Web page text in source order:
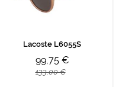
Lacoste L6055S
99,75 €
133,00 €